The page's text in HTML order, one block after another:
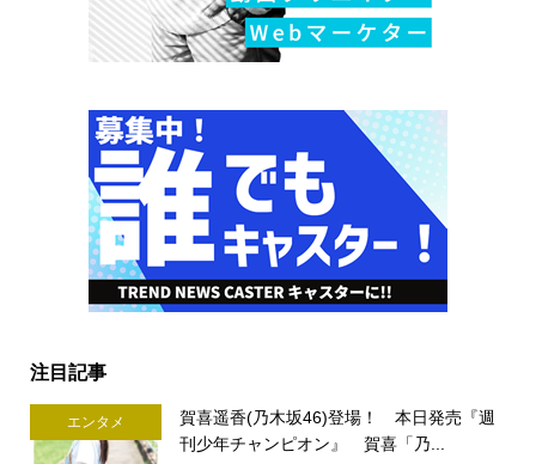
注目記事
エンタメ
賀喜遥香(乃木坂46)登場！ 本日発売『週
刊少年チャンピオン』 賀喜「乃...